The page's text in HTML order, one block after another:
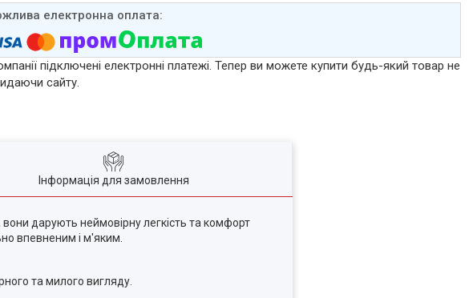
підключені електронні платежі. Тепер ви можете купити будь-який товар не
сайту.
Інформація для замовлення
вони дарують неймовірну легкість та комфорт
впевненим і м'яким.
та милого вигляду.